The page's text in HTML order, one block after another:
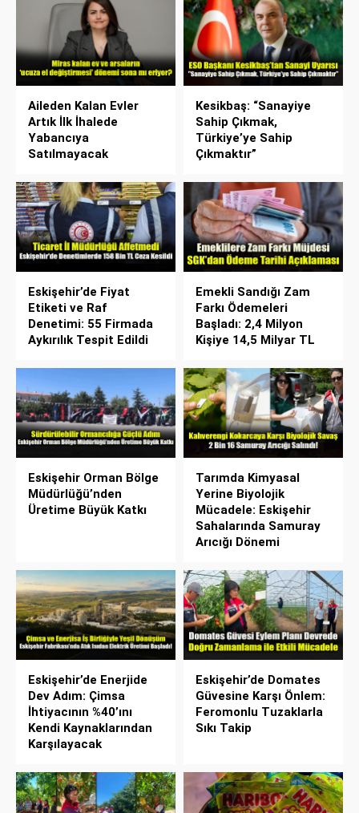
Aileden Kalan Evler
Artık İlk İhalede
Yabancıya
Satılmayacak
Kesikbaş: “Sanayiye
Sahip Çıkmak,
Türkiye’ye Sahip
Çıkmaktır”
Eskişehir’de Fiyat
Etiketi ve Raf
Denetimi: 55 Firmada
Aykırılık Tespit Edildi
Emekli Sandığı Zam
Farkı Ödemeleri
Başladı: 2,4 Milyon
Kişiye 14,5 Milyar TL
Eskişehir Orman Bölge
Müdürlüğü’nden
Üretime Büyük Katkı
Tarımda Kimyasal
Yerine Biyolojik
Mücadele: Eskişehir
Sahalarında Samuray
Arıcığı Dönemi
Eskişehir’de Enerjide
Dev Adım: Çimsa
İhtiyacının %40’ını
Kendi Kaynaklarından
Karşılayacak
Eskişehir’de Domates
Güvesine Karşı Önlem:
Feromonlu Tuzaklarla
Sıkı Takip